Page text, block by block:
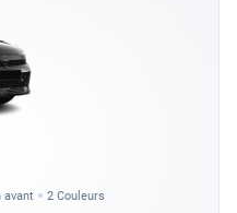
avant 2 Couleurs